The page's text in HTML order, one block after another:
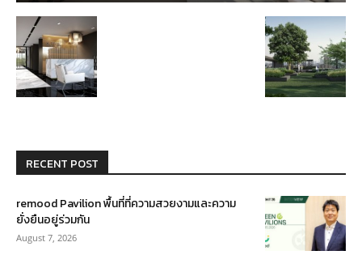
RECENT POST
remood Pavilion พื้นที่ที่ความสวยงามและความ
ยั่งยืนอยู่ร่วมกัน
August 7, 2026